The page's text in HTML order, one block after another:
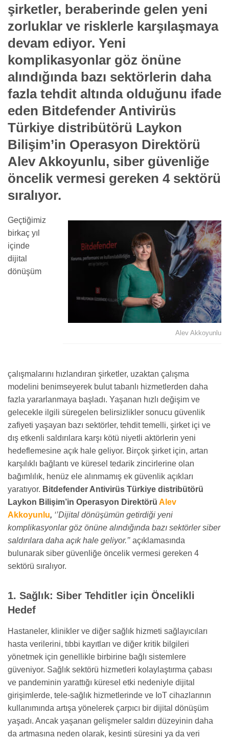
şirketler, beraberinde gelen yeni
zorluklar ve risklerle karşılaşmaya
devam ediyor. Yeni
komplikasyonlar göz önüne
alındığında bazı sektörlerin daha
fazla tehdit altında olduğunu ifade
eden Bitdefender Antivirüs
Türkiye distribütörü Laykon
Bilişim’in Operasyon Direktörü
Alev Akkoyunlu, siber güvenliğe
öncelik vermesi gereken 4 sektörü
sıralıyor.
Alev Akkoyunlu
Geçtiğimiz
birkaç yıl
içinde
dijital
dönüşüm
çalışmalarını hızlandıran şirketler, uzaktan çalışma
modelini benimseyerek bulut tabanlı hizmetlerden daha
fazla yararlanmaya başladı. Yaşanan hızlı değişim ve
gelecekle ilgili süregelen belirsizlikler sonucu güvenlik
zafiyeti yaşayan bazı sektörler, tehdit temelli, şirket içi ve
dış etkenli saldırılara karşı kötü niyetli aktörlerin yeni
hedeflemesine açık hale geliyor. Birçok şirket için, artan
karşılıklı bağlantı ve küresel tedarik zincirlerine olan
bağımlılık, henüz ele alınmamış ek güvenlik açıkları
yaratıyor. Bitdefender Antivirüs Türkiye distribütörü
Laykon Bilişim’in Operasyon Direktörü Alev
Akkoyunlu, ‘’Dijital dönüşümün getirdiği yeni
komplikasyonlar göz önüne alındığında bazı sektörler siber
saldırılara daha açık hale geliyor.’’ açıklamasında
bulunarak siber güvenliğe öncelik vermesi gereken 4
sektörü sıralıyor.
1. Sağlık: Siber Tehditler için Öncelikli
Hedef
Hastaneler, klinikler ve diğer sağlık hizmeti sağlayıcıları
hasta verilerini, tıbbi kayıtları ve diğer kritik bilgileri
yönetmek için genellikle birbirine bağlı sistemlere
güveniyor. Sağlık sektörü hizmetleri kolaylaştırma çabası
ve pandeminin yarattığı küresel etki nedeniyle dijital
girişimlerde, tele-sağlık hizmetlerinde ve IoT cihazlarının
kullanımında artışa yönelerek çarpıcı bir dijital dönüşüm
yaşadı. Ancak yaşanan gelişmeler saldırı düzeyinin daha
da artmasına neden olarak, kesinti süresini ya da veri